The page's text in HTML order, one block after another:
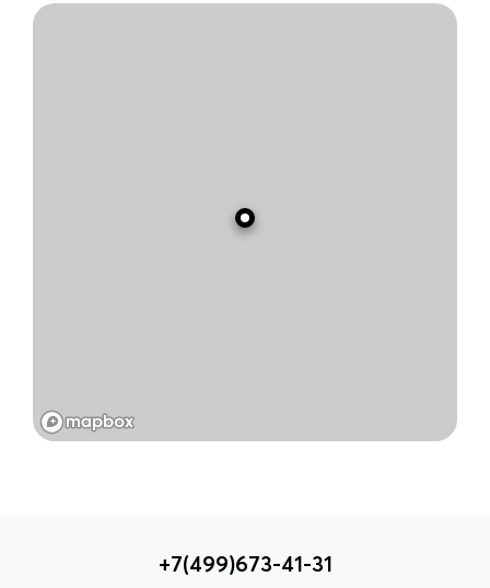
+7(499)673-41-31